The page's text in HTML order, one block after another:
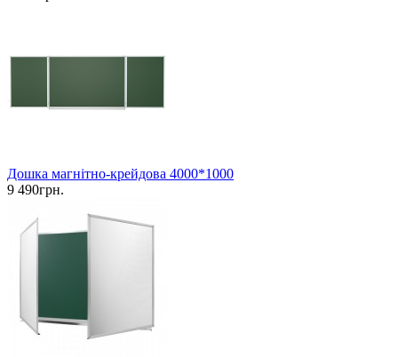
Дошка магнітно-крейдова 4000*1000
9 490грн.